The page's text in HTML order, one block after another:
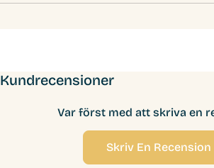
Kundrecensioner
Var först med att skriva en
Skriv En Recension